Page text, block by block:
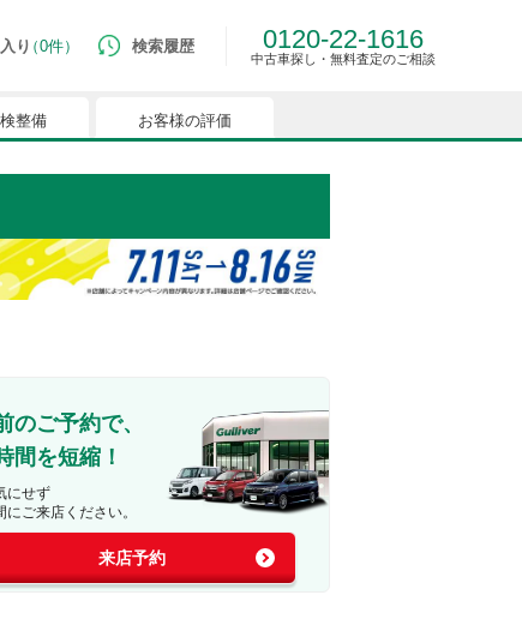
り 0件
はございません。
簡単に比較ができるようになります。
にしてください。
検索履歴 0120-22-1616
中古車探し・無料査定のご相談
整備 お客様の評価
のご予約で、
間を短縮！
にせず
にご来店ください。
来店予約